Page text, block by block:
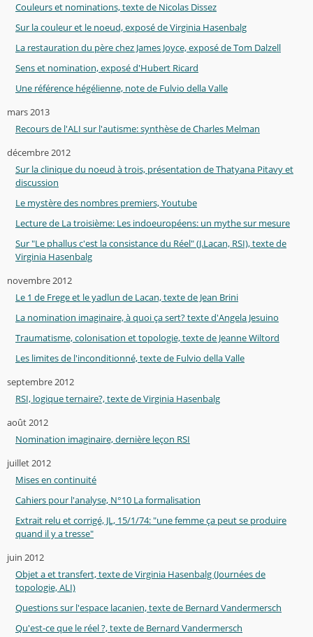
Couleurs et nominations, texte de Nicolas Dissez
Sur la couleur et le noeud, exposé de Virginia Hasenbalg
La restauration du père chez James Joyce, exposé de Tom Dalzell
Sens et nomination, exposé d'Hubert Ricard
Une référence hégélienne, note de Fulvio della Valle
mars 2013
Recours de l'ALI sur l'autisme: synthèse de Charles Melman
décembre 2012
Sur la clinique du noeud à trois, présentation de Thatyana Pitavy et
discussion
Le mystère des nombres premiers, Youtube
Lecture de La troisième: Les indoeuropéens: un mythe sur mesure
Sur "Le phallus c'est la consistance du Réel" (J.Lacan, RSI), texte de
Virginia Hasenbalg
novembre 2012
Le 1 de Frege et le yadlun de Lacan, texte de Jean Brini
La nomination imaginaire, à quoi ça sert? texte d'Angela Jesuino
Traumatisme, colonisation et topologie, texte de Jeanne Wiltord
Les limites de l'inconditionné, texte de Fulvio della Valle
septembre 2012
RSI, logique ternaire?, texte de Virginia Hasenbalg
août 2012
Nomination imaginaire, dernière leçon RSI
juillet 2012
Mises en continuité
Cahiers pour l'analyse, N°10 La formalisation
Extrait relu et corrigé, JL, 15/1/74: "une femme ça peut se produire
quand il y a tresse"
juin 2012
Objet a et transfert, texte de Virginia Hasenbalg (Journées de
topologie, ALI)
Questions sur l'espace lacanien, texte de Bernard Vandermersch
Qu'est-ce que le réel ?, texte de Bernard Vandermersch